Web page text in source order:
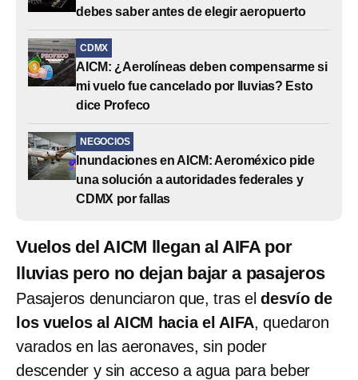
debes saber antes de elegir aeropuerto
CDMX
AICM: ¿Aerolíneas deben compensarme si
mi vuelo fue cancelado por lluvias? Esto
dice Profeco
NEGOCIOS
Inundaciones en AICM: Aeroméxico pide
una solución a autoridades federales y
CDMX por fallas
Vuelos del AICM llegan al AIFA por
lluvias pero no dejan bajar a pasajeros
Pasajeros denunciaron que, tras el desvío de
los vuelos al AICM hacia el AIFA, quedaron
varados en las aeronaves, sin poder
descender y sin acceso a agua para beber